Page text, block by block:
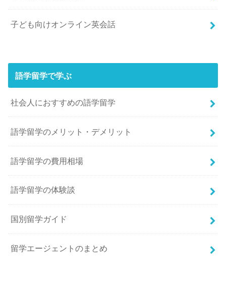
子ども向けオンライン英会話
語学留学で学ぶ
社会人におすすめの語学留学
語学留学のメリット・デメリット
語学留学の費用相場
語学留学の体験談
国別留学ガイド
留学エージェントのまとめ